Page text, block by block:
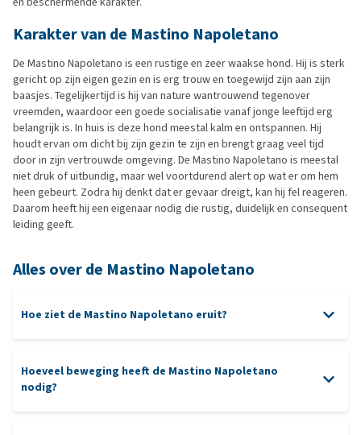
Karakter van de Mastino Napoletano
De Mastino Napoletano is een rustige en zeer waakse hond. Hij is sterk
gericht op zijn eigen gezin en is erg trouw en toegewijd zijn aan zijn
baasjes. Tegelijkertijd is hij van nature wantrouwend tegenover
vreemden, waardoor een goede socialisatie vanaf jonge leeftijd erg
belangrijk is. In huis is deze hond meestal kalm en ontspannen. Hij
houdt ervan om dicht bij zijn gezin te zijn en brengt graag veel tijd
door in zijn vertrouwde omgeving. De Mastino Napoletano is meestal
niet druk of uitbundig, maar wel voortdurend alert op wat er om hem
heen gebeurt. Zodra hij denkt dat er gevaar dreigt, kan hij fel reageren.
Daarom heeft hij een eigenaar nodig die rustig, duidelijk en consequent
leiding geeft.
Alles over de Mastino Napoletano
Hoe ziet de Mastino Napoletano eruit?
Hoeveel beweging heeft de Mastino Napoletano
nodig?